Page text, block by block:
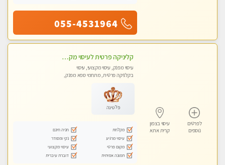
055-4531964
לפרטים
נוספים
עיסוי בצפון
קרית אתא
קליניקה פרטית לעיסוי מקצועי ואלטרנטיבי ברמה גבוהה VIP תתקשר ..... highly recommended..new in the city
עיסוי מפנק, עיסוי מקצועי, עיסוי
בקלניקה פרטית, מתחמי ספא מפנק,
טנטרה, עיסוי מגבר לגבר, עיסוי מגבר
לאישה
פלטינה
מקלחת
חניה חינם
עיסוי מרגיע
נקי ומסודר
מקום פרטי
עיסוי מקצועי
תמונה אמיתית
דוברת עיברית